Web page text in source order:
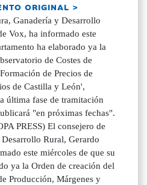
ORIGINAL >
Ganadería y Desarrollo
Vox, ha informado este
ha elaborado ya la
de Costes de
de Precios de
de Castilla y León',
última fase de tramitación
"en próximas fechas".
PRESS) El consejero de
Rural, Gerardo
este miércoles de que su
ya la Orden de creación del
Producción, Márgenes y